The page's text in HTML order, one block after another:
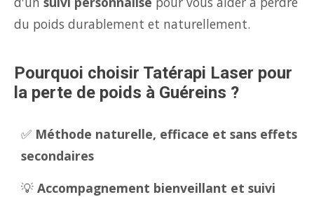
du poids durablement et naturellement.
Pourquoi choisir Tatérapi Laser pour
la perte de poids à Guéreins ?
✅ Méthode naturelle, efficace et sans effets
secondaires
💡 Accompagnement bienveillant et suivi